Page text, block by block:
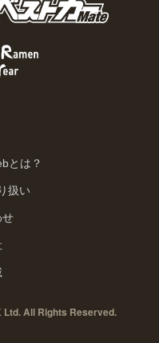
とは？
扱い
せ
All Rights Reserved.